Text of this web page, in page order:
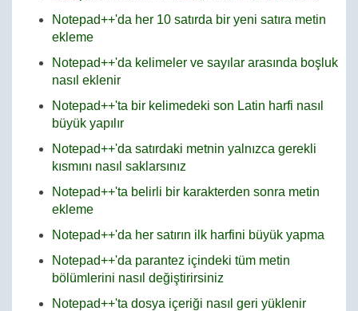
Notepad++'da her 10 satırda bir yeni satıra metin
ekleme
Notepad++'da kelimeler ve sayılar arasında boşluk
nasıl eklenir
Notepad++'ta bir kelimedeki son Latin harfi nasıl
büyük yapılır
Notepad++'da satırdaki metnin yalnızca gerekli
kısmını nasıl saklarsınız
Notepad++'ta belirli bir karakterden sonra metin
ekleme
Notepad++'da her satırın ilk harfini büyük yapma
Notepad++'da parantez içindeki tüm metin
bölümlerini nasıl değiştirirsiniz
Notepad++'ta dosya içeriği nasıl geri yüklenir